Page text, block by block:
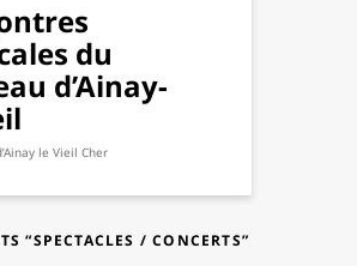
du
d’Ainay-
le Vieil Cher
“SPECTACLES / CONCERTS”